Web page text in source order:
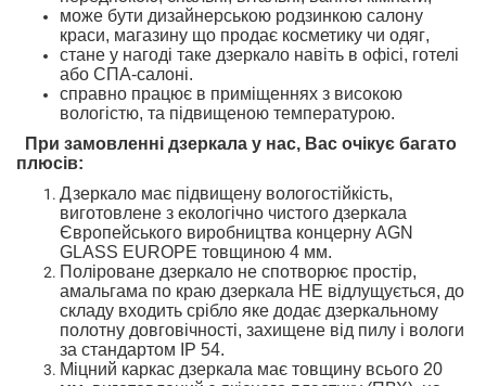
може бути дизайнерською родзинкою салону
краси, магазину що продає косметику чи одяг,
стане у нагоді таке дзеркало навіть в офісі, готелі
або СПА-салоні.
справно працює в приміщеннях з високою
вологістю, та підвищеною температурою.
При замовленні дзеркала у нас, Вас очікує багато
плюсів:
Дзеркало має підвищену вологостійкість,
виготовлене з екологічно чистого дзеркала
Європейського виробництва концерну AGN
GLASS EUROPE товщиною 4 мм.
Поліроване дзеркало не спотворює простір,
амальгама по краю дзеркала НЕ відлущується, до
складу входить срібло яке додає дзеркальному
полотну довговічності, захищене від пилу і вологи
за стандартом IP 54.
Міцний каркас дзеркала має товщину всього 20